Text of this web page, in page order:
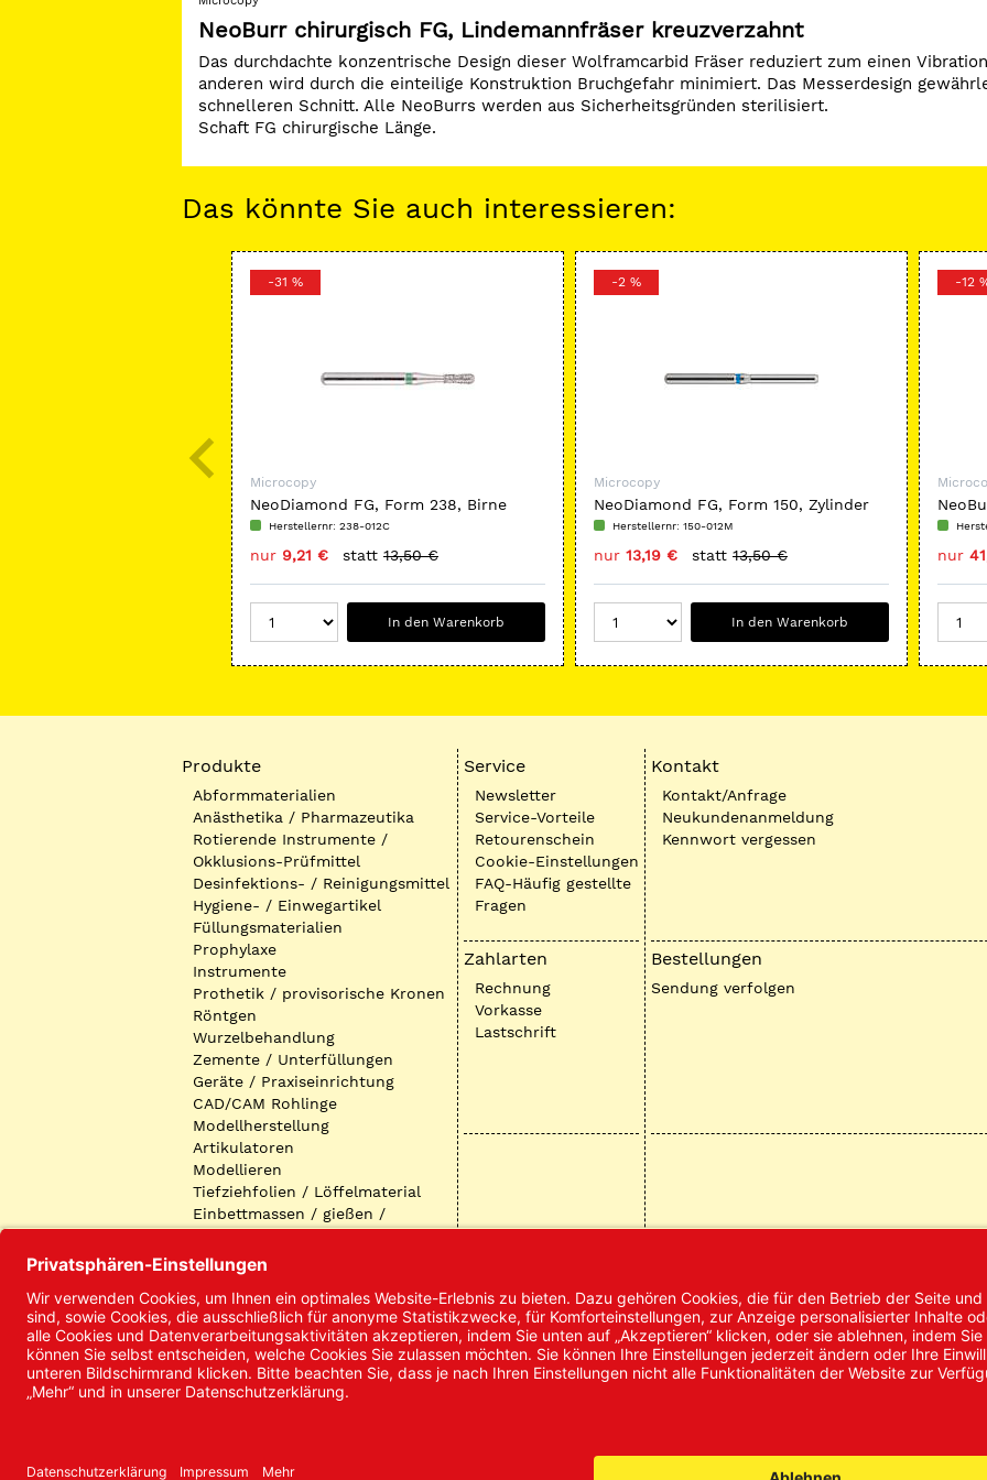
NeoBurr chirurgisch FG, Lindemannfräser kreuzverzahnt
Das durchdachte konzentrische Design dieser Wolframcarbid Fräser reduziert zum einen
anderen wird durch die einteilige Konstruktion Bruchgefahr minimiert. Das Messerdesign
schnelleren Schnitt. Alle NeoBurrs werden aus Sicherheitsgründen sterilisiert.
Schaft FG chirurgische Länge.
Das könnte Sie auch interessieren:
-31 %
Microcopy
NeoDiamond FG, Form 238, Birne
Herstellernr: 238-012C
nur 9,21 € statt 13,50 €
In den Warenkorb
-2 %
Microcopy
NeoDiamond FG, Form 150, Zylinder
Stirnschneident
Herstellernr: 150-012M
nur 13,19 € statt 13,50 €
In den Warenkorb
-12
nur
Produkte
Abformmaterialien
Anästhetika / Pharmazeutika
Rotierende Instrumente /
Okklusions-Prüfmittel
Desinfektions- / Reinigungsmittel
Hygiene- / Einwegartikel
Füllungsmaterialien
Prophylaxe
Instrumente
Prothetik / provisorische Kronen
Röntgen
Wurzelbehandlung
Zemente / Unterfüllungen
Geräte / Praxiseinrichtung
CAD/CAM Rohlinge
Modellherstellung
Artikulatoren
Modellieren
Tiefziehfolien / Löffelmaterial
Einbettmassen / gießen /
Oberflächenbearbeitung
Keramik
Verblendmaterialien
Instrumente
Kieferorthopädie /
Klammerdrähte
Verschiedenes (Labor)
Service
Newsletter
Service-Vorteile
Retourenschein
Cookie-Einstellungen
FAQ-Häufig gestellte
Fragen
Zahlarten
Rechnung
Vorkasse
Lastschrift
Kontakt
Kontakt/Anfrage
Neukundenanmeldung
Kennwort vergessen
Bestellungen
Sendung verfolgen